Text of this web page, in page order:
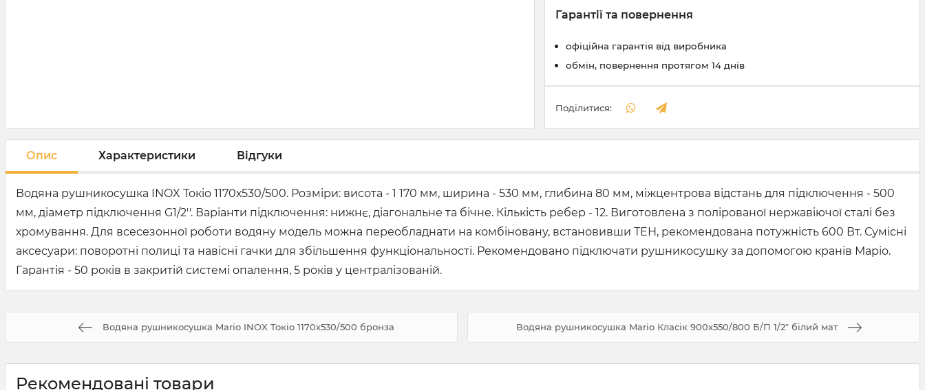
Гарантії та повернення
офіційна гарантія від виробника
обмін, повернення протягом 14 днів
Поділитися:
Опис Характеристики Відгуки
Водяна рушникосушка INOX Токіо 1170х530/500. Розміри: висота - 1 170 мм, ширина - 530 мм, глибина 80 мм, міжцентрова відстань для підключення - 500
мм, діаметр підключення G1/2''. Варіанти підключення: нижнє, діагональне та бічне. Кількість ребер - 12. Виготовлена з полірованої нержавіючої сталі без
хромування. Для всесезонної роботи водяну модель можна переобладнати на комбіновану, встановивши ТЕН, рекомендована потужність 600 Вт. Сумісні
аксесуари: поворотні полиці та навісні гачки для збільшення функціональності. Рекомендовано підключати рушникосушку за допомогою кранів Маріо.
Гарантія - 50 років в закритій системі опалення, 5 років у централізованій.
Водяна рушникосушка Mario INOX Токіо 1170х530/500 бронза Водяна рушникосушка Mario Класік 900х550/800 Б/П 1/2" білий мат
Рекомендовані товари